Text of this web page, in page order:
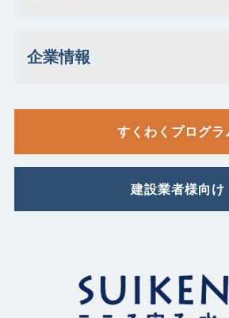
企業情報
すくわくプログラ
建設業者様向け